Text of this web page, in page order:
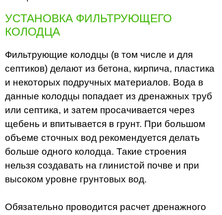
УСТАНОВКА ФИЛЬТРУЮЩЕГО
КОЛОДЦА
Фильтрующие колодцы (в том числе и для
септиков) делают из бетона, кирпича, пластика
и некоторых подручных материалов. Вода в
данные колодцы попадает из дренажных труб
или септика, и затем просачивается через
щебень и впитывается в грунт. При большом
объеме сточных вод рекомендуется делать
больше одного колодца. Такие строения
нельзя создавать на глинистой почве и при
высоком уровне грунтовых вод.
Обязательно проводится расчет дренажного